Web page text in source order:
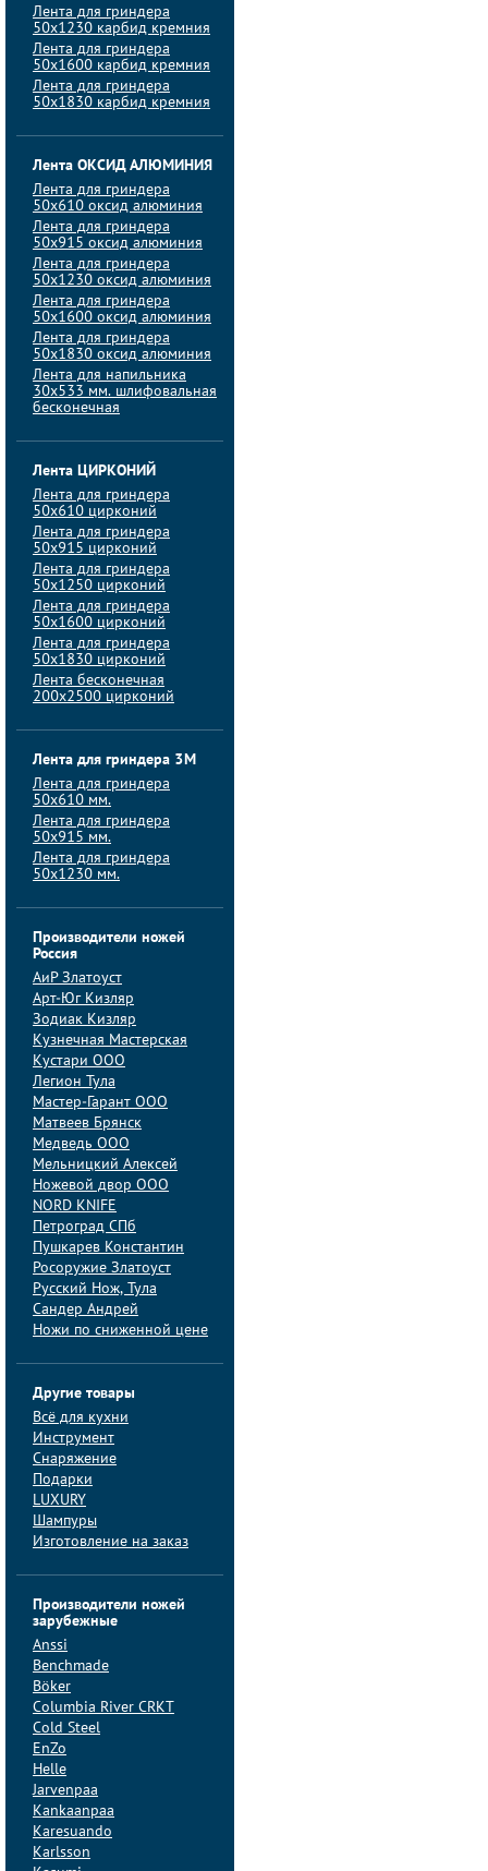
Лента для гриндера
50х1230 карбид кремния
Лента для гриндера
50х1600 карбид кремния
Лента для гриндера
50х1830 карбид кремния
Лента ОКСИД АЛЮМИНИЯ
Лента для гриндера
50х610 оксид алюминия
Лента для гриндера
50х915 оксид алюминия
Лента для гриндера
50х1230 оксид алюминия
Лента для гриндера
50х1600 оксид алюминия
Лента для гриндера
50х1830 оксид алюминия
Лента для напильника
30х533 мм. шлифовальная
бесконечная
Лента ЦИРКОНИЙ
Лента для гриндера
50х610 цирконий
Лента для гриндера
50х915 цирконий
Лента для гриндера
50х1250 цирконий
Лента для гриндера
50х1600 цирконий
Лента для гриндера
50x1830 цирконий
Лента бесконечная
200х2500 цирконий
Лента для гриндера 3M
Лента для гриндера
50x610 мм.
Лента для гриндера
50x915 мм.
Лента для гриндера
50x1230 мм.
Производители ножей
Россия
АиP Златоуст
Арт-Юг Кизляр
Зодиак Кизляр
Кузнечная Мастерская
Кустари ООО
Легион Тула
Мастер-Гарант ООО
Матвеев Брянск
Медведь ООО
Мельницкий Алексей
Ножевой двор ООО
NORD KNIFE
Петроград СПб
Пушкарев Константин
Росоружие Златоуст
Русский Нож, Тула
Сандер Андрей
Ножи по сниженной цене
Другие товары
Всё для кухни
Инструмент
Снаряжение
Подарки
LUXURY
Шампуры
Изготовление на заказ
Производители ножей
зарубежные
Anssi
Benchmade
Böker
Columbia River CRKT
Cold Steel
EnZo
Helle
Jarvenpaa
Kankaanpaa
Karesuando
Karlsson